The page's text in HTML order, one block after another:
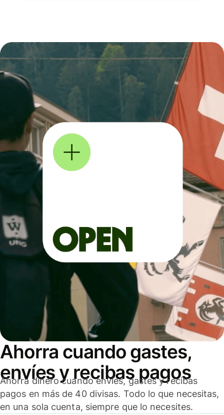
Ahorra cuando gastes,
envíes y recibas pagos
Ahorra dinero cuando envíes, gastes y recibas
pagos en más de 40 divisas. Todo lo que necesitas,
en una sola cuenta, siempre que lo necesites.